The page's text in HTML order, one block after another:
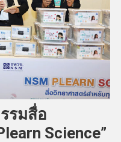
รมสื่อ
Science”